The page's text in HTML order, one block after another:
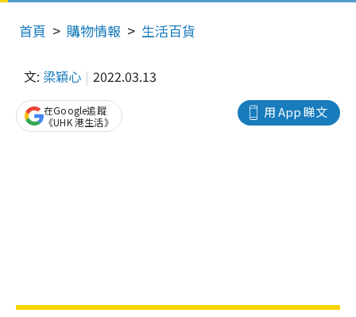
首頁 購物情報 生活百貨
文: 梁穎心 2022.03.13
用 App 睇文
在Google追蹤
《UHK 港生活》